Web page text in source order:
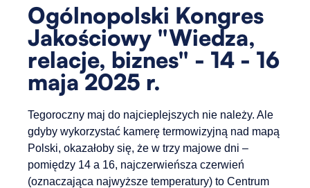
Ogólnopolski Kongres
Jakościowy "Wiedza,
relacje, biznes" - 14 - 16
maja 2025 r.
Tegoroczny maj do najcieplejszych nie należy. Ale
gdyby wykorzystać kamerę termowizyjną nad mapą
Polski, okazałoby się, że w trzy majowe dni –
pomiędzy 14 a 16, najczerwieńsza czerwień
(oznaczająca najwyższe temperatury) to Centrum